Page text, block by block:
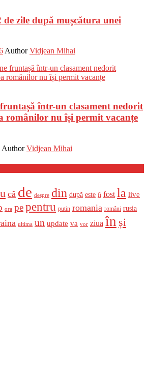
de zile după mușcătura unei
Author Vidjean Mihai
într-un clasament nedorit
românilor nu își permit vacanțe
Author Vidjean Mihai
că de despre din după este fi fost la live
ora pepentru putin romania români rusia
ultima un update va vor ziua în și